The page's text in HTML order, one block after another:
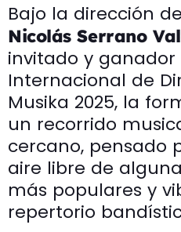
Bajo la dirección
Nicolás Serrano
invitado y ganador
Internacional de
Musika 2025, la
un recorrido
cercano, pensado
aire libre de
más populares y
repertorio